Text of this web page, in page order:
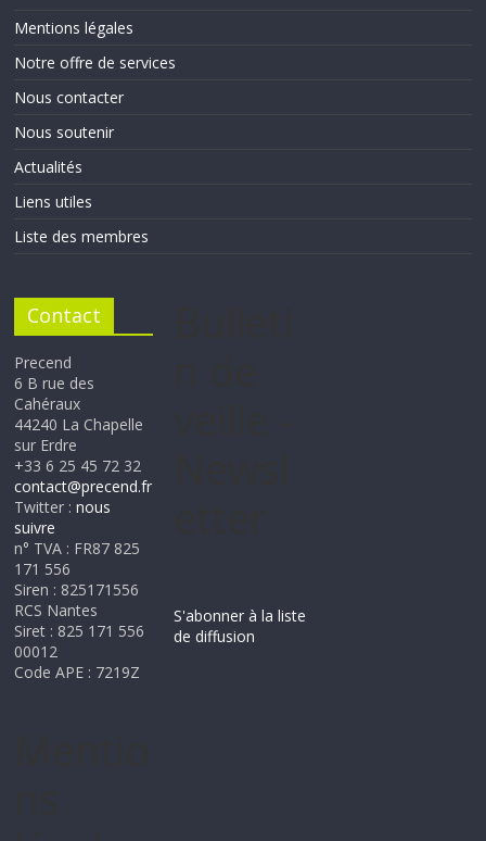
Mentions légales
Notre offre de services
Nous contacter
Nous soutenir
Actualités
Liens utiles
Liste des membres
Contact
Precend
6 B rue des
Cahéraux
44240 La Chapelle
sur Erdre
+33 6 25 45 72 32
contact@precend.fr
Twitter :nous
suivre
n° TVA : FR87 825
171 556
Siren : 825171556
RCS Nantes
Siret : 825 171 556
00012
Code APE : 7219Z
S'abonner à la liste
de diffusion